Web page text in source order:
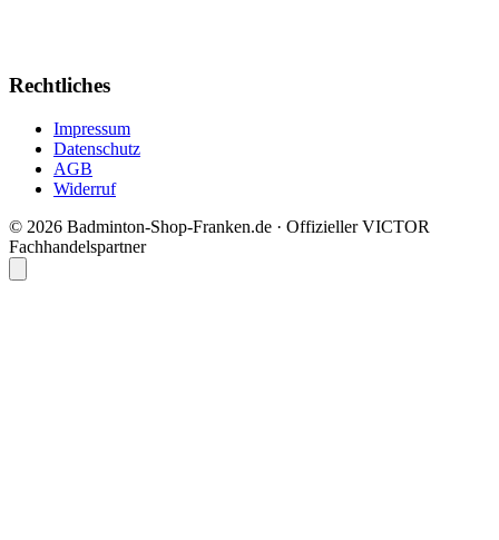
Rechtliches
Impressum
Datenschutz
AGB
Widerruf
© 2026 Badminton-Shop-Franken.de · Offizieller VICTOR
Fachhandelspartner